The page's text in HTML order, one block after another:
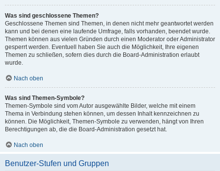
Was sind geschlossene Themen?
Geschlossene Themen sind Themen, in denen nicht mehr geantwortet werden
kann und bei denen eine laufende Umfrage, falls vorhanden, beendet wurde.
Themen können aus vielen Gründen durch einen Moderator oder Administrator
gesperrt werden. Eventuell haben Sie auch die Möglichkeit, Ihre eigenen
Themen zu schließen, sofern dies durch die Board-Administration erlaubt
wurde.
Nach oben
Was sind Themen-Symbole?
Themen-Symbole sind vom Autor ausgewählte Bilder, welche mit einem
Thema in Verbindung stehen können, um dessen Inhalt kennzeichnen zu
können. Die Möglichkeit, Themen-Symbole zu verwenden, hängt von Ihren
Berechtigungen ab, die die Board-Administration gesetzt hat.
Nach oben
Benutzer-Stufen und Gruppen